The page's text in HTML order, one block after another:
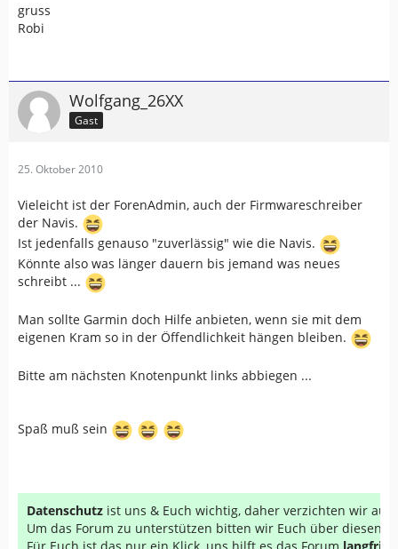
gruss
Robi
Wolfgang_26XX
Gast
25. Oktober 2010
Vieleicht ist der ForenAdmin, auch der Firmwareschreiber
der Navis.
Ist jedenfalls genauso "zuverlässig" wie die Navis.
Könnte also was länger dauern bis jemand was neues
schreibt ...
Man sollte Garmin doch Hilfe anbieten, wenn sie mit dem
eigenen Kram so in der Öffendlichkeit hängen bleiben.
Bitte am nächsten Knotenpunkt links abbiegen ...
Spaß muß sein
Datenschutz ist uns & Euch wichtig, daher verzichten wir auf
Um das Forum zu unterstützen bitten wir Euch über diesen
Für Euch ist das nur ein Klick, uns hilft es das Forum